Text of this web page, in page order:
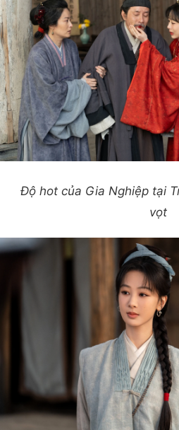
Độ hot của Gia Nghiệp tại
vọt